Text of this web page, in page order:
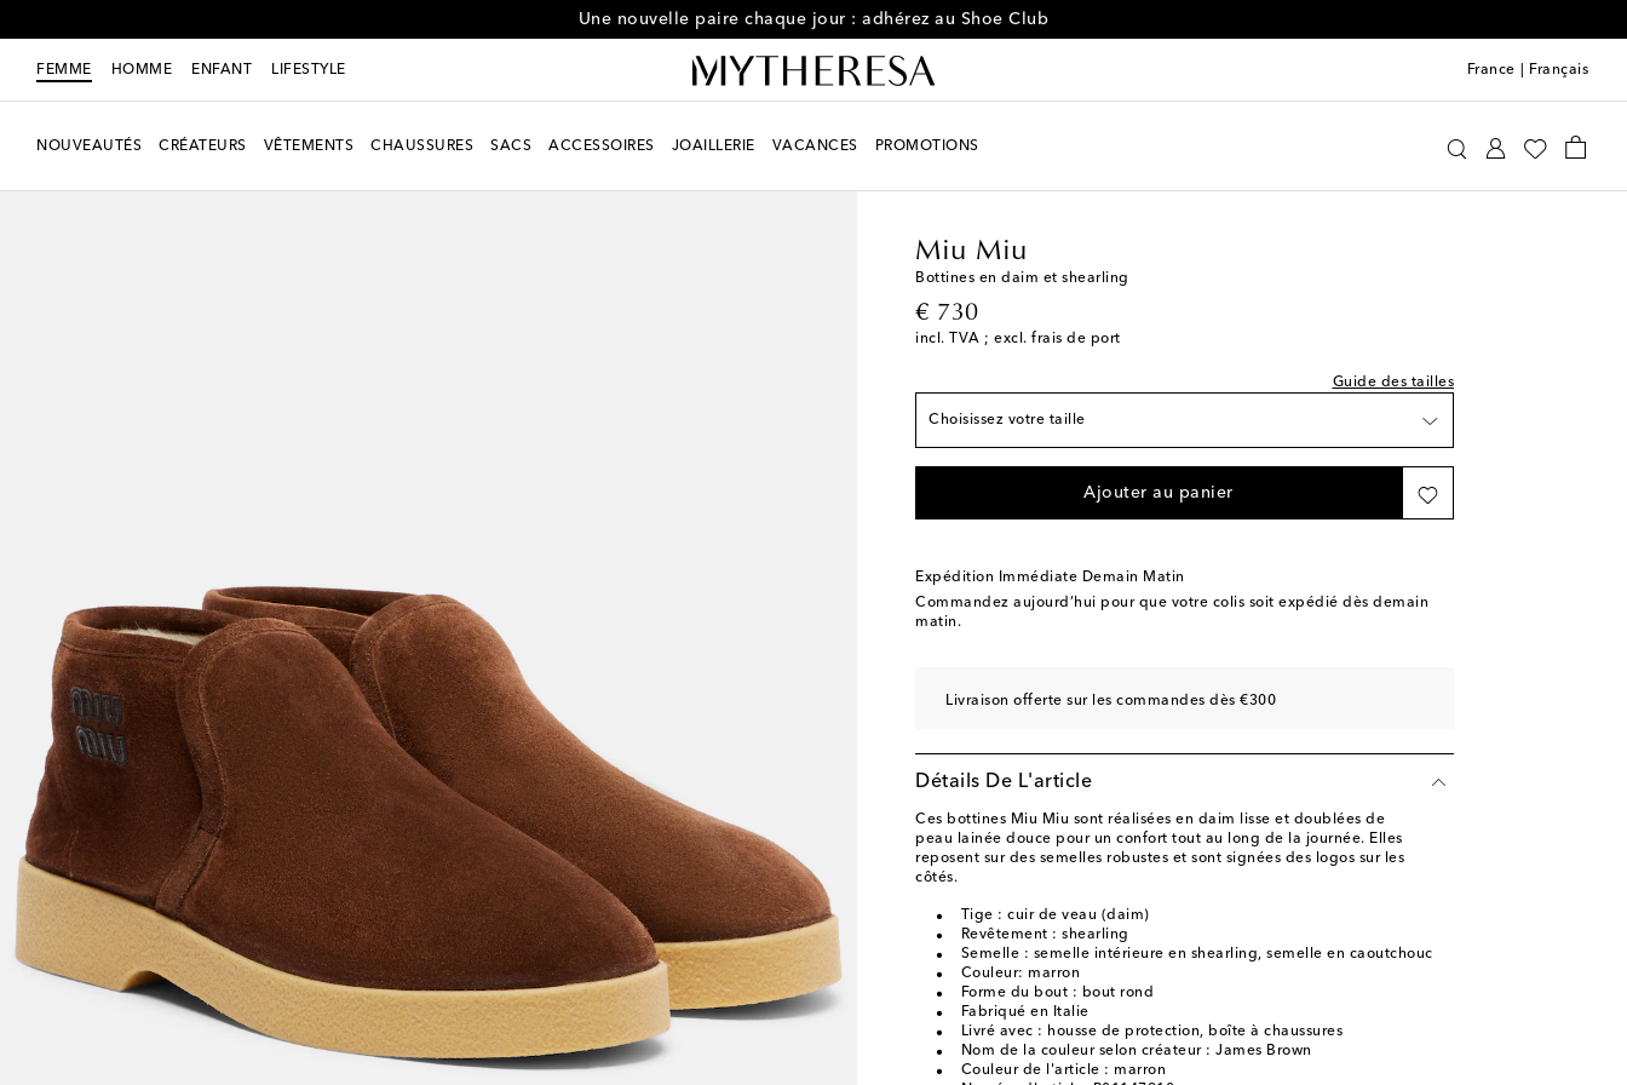
Une nouvelle paire chaque jour : adhérez au Shoe Club
FEMME HOMME ENFANT LIFESTYLE France Français
NOUVEAUTÉS CRÉATEURS VÊTEMENTS CHAUSSURES SACS ACCESSOIRES JOAILLERIE VACANCES PROMOTIONS
Miu Miu
Bottines en daim et shearling
€ 730
original price
incl. TVA ; excl. frais de port
Guide des tailles
Choisissez votre taille
Correspond à la pointure indiquée
EU 35
EU 37 Ajouter à la Wishlist
EU 41 Dernière pièce
Ajouter au panier
Expédition Immédiate Demain Matin
Commandez aujourd’hui pour que votre colis soit expédié dès demain
matin.
Livraison offerte sur les commandes dès €300
Détails De L'article
Ces bottines Miu Miu sont réalisées en daim lisse et doublées de
peau lainée douce pour un confort tout au long de la journée. Elles
reposent sur des semelles robustes et sont signées des logos sur les
côtés.
Tige : cuir de veau (daim)
Revêtement : shearling
Semelle : semelle intérieure en shearling, semelle en caoutchouc
Couleur: marron
Forme du bout : bout rond
Fabriqué en Italie
Livré avec : housse de protection, boîte à chaussures
Nom de la couleur selon créateur : James Brown
Couleur de l'article : marron